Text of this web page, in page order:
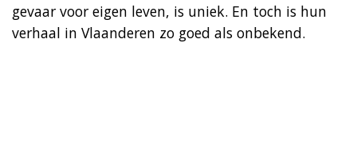
gevaar voor eigen leven, is uniek. En toch is hun
verhaal in Vlaanderen zo goed als onbekend.